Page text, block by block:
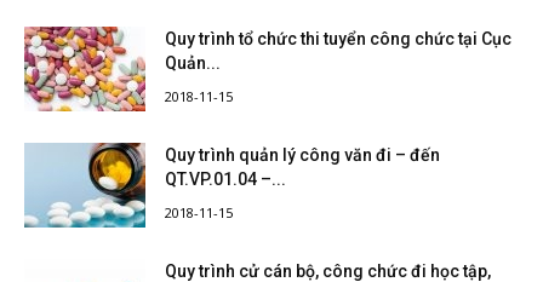
Quy trình tổ chức thi tuyển công chức tại Cục
Quản...
2018-11-15
Quy trình quản lý công văn đi – đến
QT.VP.01.04 –...
2018-11-15
Quy trình cử cán bộ, công chức đi học tập,